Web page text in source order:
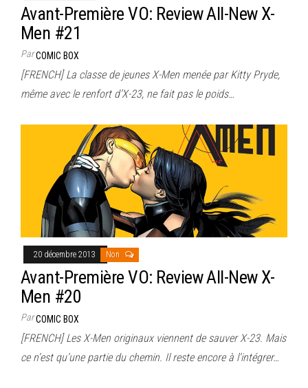
Avant-Première VO: Review All-New X-
Men #21
ParCOMIC BOX
[FRENCH] La classe de jeunes X-Men menée par Kitty Pryde,
même avec le renfort d’X-23, ne fait pas le poids…
20 décembre 2013 Non
Avant-Première VO: Review All-New X-
Men #20
ParCOMIC BOX
[FRENCH] Les X-Men originaux viennent de sauver X-23. Mais
ce n’est qu’une partie du chemin. Il reste encore à l’intégrer…